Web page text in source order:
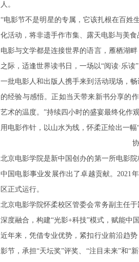
人。
“电影节不是明星的专属，它该扎根在百姓
化活动，将非遗手作市集、露天电影与美
电影与文学都是连接世界的语言，雁栖湖
之际，适逢世界读书日，一场以“阅读·乐读
一批电影人和出版人携手来到活动现场，
的经验与感悟。正如当天带来新书分享的
艺术的温度。”持续四小时的盛宴最终化作
用电影作针，以山水为线，怀柔正绘出一幅
北京电影学院是新中国创办的第一所电影
中国电影事业发展作出了卓越贡献。2021
区正式运行。
北京电影学院怀柔校区管委会常务副主任
深度融合，构建“光影+科技”模式，赋能中
近年来，凭借专业优势，紧扣行业前沿趋
影节，承担“天坛奖”评奖、“注目未来”和“